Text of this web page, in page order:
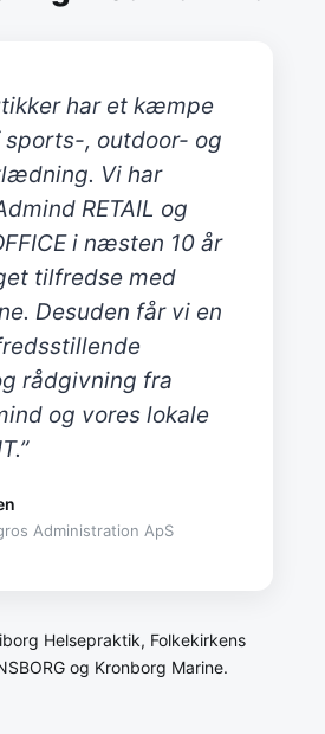
har et kæmpe
sports-, outdoor- og
Vi har
RETAIL og
i næsten 10 år
tilfredse med
Desuden får vi en
rådgivning fra
og vores lokale
Administration ApS
Helsepraktik, Folkekirkens
og Kronborg Marine.